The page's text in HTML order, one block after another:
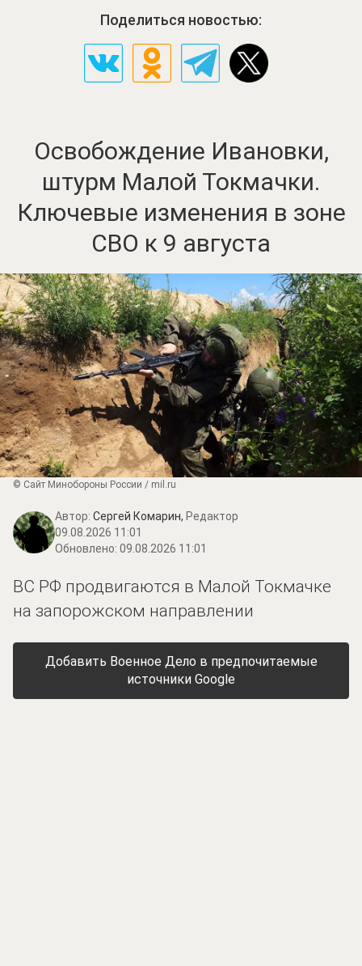
Поделиться новостью:
Освобождение Ивановки,
штурм Малой Токмачки.
Ключевые изменения в зоне
СВО к 9 августа
© Сайт Минобороны России / mil.ru
Автор: Сергей Комарин, Редактор
09.08.2026 11:01
Обновлено: 09.08.2026 11:01
ВС РФ продвигаются в Малой Токмачке
на запорожском направлении
Добавить Военное Дело в предпочитаемые
источники Google